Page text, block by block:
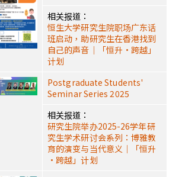
相关报道：
恒生大学研究生院职场广东话
班启动，助研究生在香港找到
自己的声音｜「恒升·跨越」
计划
Postgraduate Students'
Seminar Series 2025
相关报道：
研究生院举办2025-26学年研
究生学术研讨会系列：博雅教
育的演变与当代意义｜「恒升
·跨越」计划